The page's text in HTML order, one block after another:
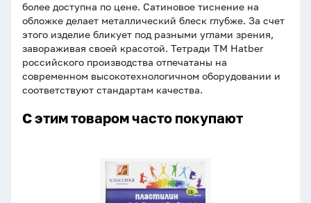
более доступна по цене. Сатиновое тиснение на
обложке делает металлический блеск глубже. За счет
этого изделие бликует под разными углами зрения,
завораживая своей красотой. Тетради ТМ Hatber
российского производства отпечатаны на
современном высокотехнологичном оборудовании и
соответствуют стандартам качества.
С этим товаром часто покупают